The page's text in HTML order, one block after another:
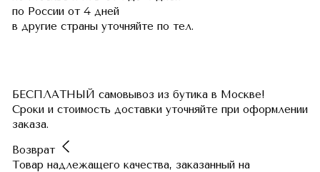
по России от 4 дней
в другие страны уточняйте по тел.
БЕСПЛАТНЫЙ самовывоз из бутика в Москве!
Сроки и стоимость доставки уточняйте при оформлении
заказа.
Возврат
Товар надлежащего качества, заказанный на